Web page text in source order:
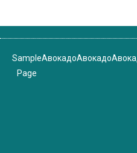
Sample
Page
АвокадоАвокадо